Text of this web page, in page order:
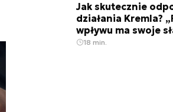
Jak skutecznie
działania Kremla?
wpływu ma swoje
18 min.